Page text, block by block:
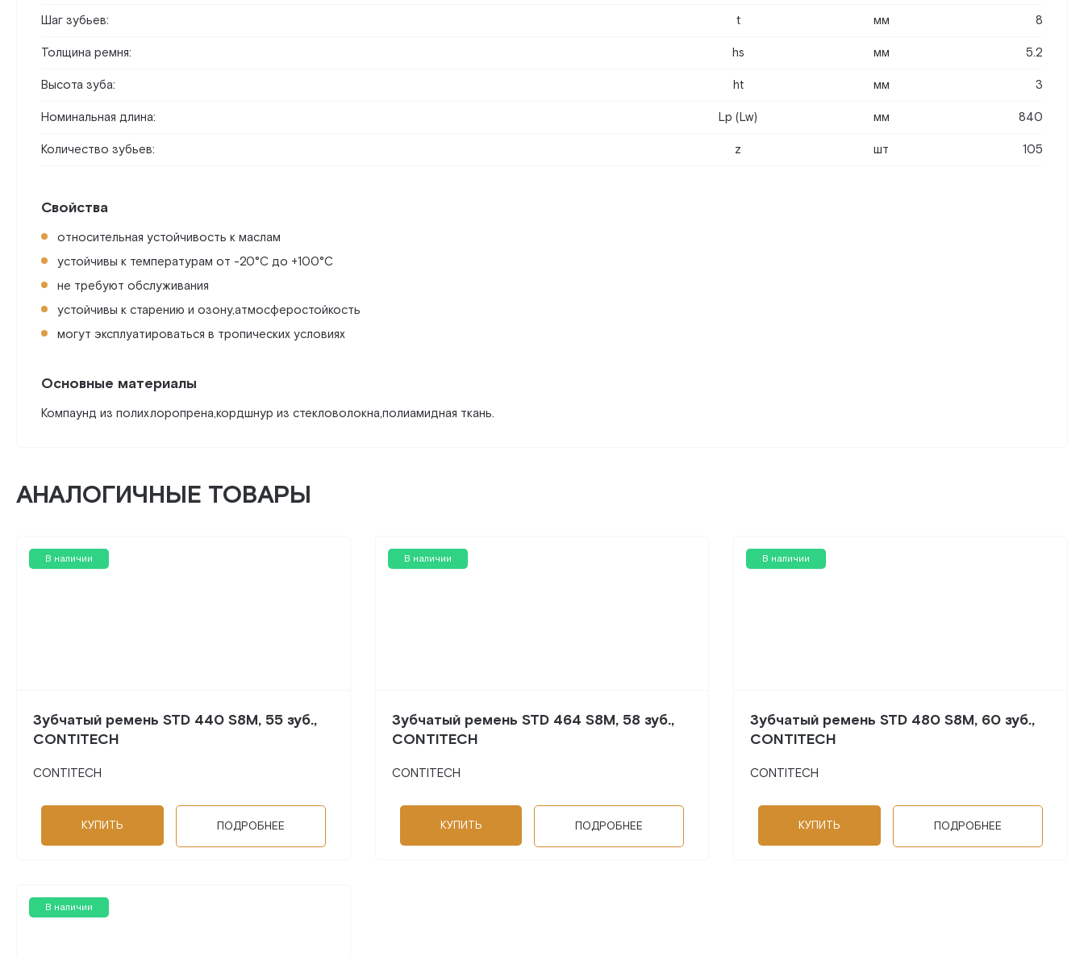
Шаг зубьев: t мм 8
Толщина ремня: hs мм 5.2
Высота зуба: ht мм 3
Номинальная длина: Lp (Lw) мм 840
Количество зубьев: z шт 105
Свойства
относительная устойчивость к маслам
устойчивы к температурам от -20°C до +100°C
не требуют обслуживания
устойчивы к старению и озону,атмосферостойкость
могут эксплуатироваться в тропических условиях
Основные материалы
Компаунд из полихлоропрена,кордшнур из стекловолокна,полиамидная ткань.
АНАЛОГИЧНЫЕ ТОВАРЫ
В наличии
Зубчатый ремень STD 440 S8M, 55 зуб.,
CONTITECH
CONTITECH
КУПИТЬ ПОДРОБНЕЕ
В наличии
Зубчатый ремень STD 464 S8M, 58 зуб.,
CONTITECH
CONTITECH
КУПИТЬ ПОДРОБНЕЕ
В наличии
Зубчатый ремень STD 480 S8M, 60 зуб.,
CONTITECH
CONTITECH
КУПИТЬ ПОДРОБНЕЕ
В наличии